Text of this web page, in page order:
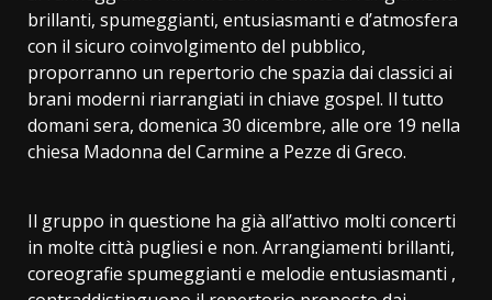
brillanti, spumeggianti, entusiasmanti e d’atmosfera
con il sicuro coinvolgimento del pubblico,
proporranno un repertorio che spazia dai classici ai
brani moderni riarrangiati in chiave gospel. Il tutto
domani sera, domenica 30 dicembre, alle ore 19 nella
chiesa Madonna del Carmine a Pezze di Greco.
Il gruppo in questione ha già all’attivo molti concerti
in molte città pugliesi e non. Arrangiamenti brillanti,
coreografie spumeggianti e melodie entusiasmanti ,